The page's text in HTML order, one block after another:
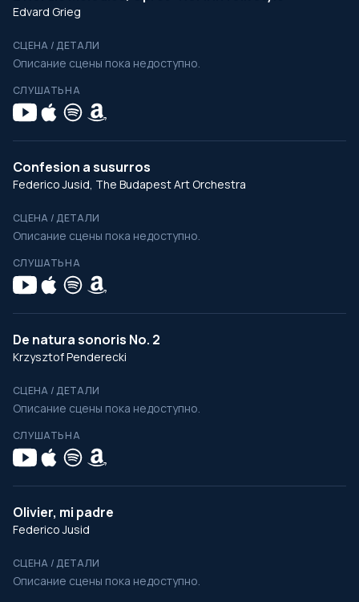
Edvard Grieg
СЦЕНА / ДЕТАЛИ
Описание сцены пока недоступно.
СЛУШАТЬ НА
Confesion a susurros
Federico Jusid, The Budapest Art Orchestra
СЦЕНА / ДЕТАЛИ
Описание сцены пока недоступно.
СЛУШАТЬ НА
De natura sonoris No. 2
Krzysztof Penderecki
СЦЕНА / ДЕТАЛИ
Описание сцены пока недоступно.
СЛУШАТЬ НА
Olivier, mi padre
Federico Jusid
СЦЕНА / ДЕТАЛИ
Описание сцены пока недоступно.